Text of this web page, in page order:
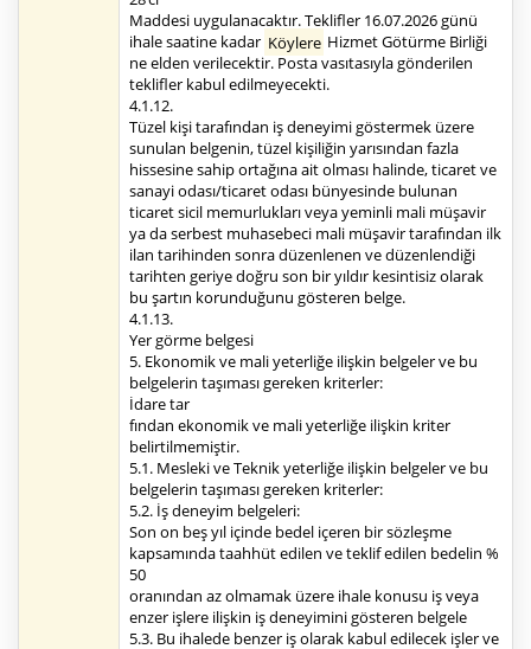
Maddesi uygulanacaktır. Teklifler 16.07.2026 günü
ihale saatine kadar Köylere Hizmet Götürme Birliği
ne elden verilecektir. Posta vasıtasıyla gönderilen
teklifler kabul edilmeyecekti.
4.1.12.
Tüzel kişi tarafından iş deneyimi göstermek üzere
sunulan belgenin, tüzel kişiliğin yarısından fazla
hissesine sahip ortağına ait olması halinde, ticaret ve
sanayi odası/ticaret odası bünyesinde bulunan
ticaret sicil memurlukları veya yeminli mali müşavir
ya da serbest muhasebeci mali müşavir tarafından ilk
ilan tarihinden sonra düzenlenen ve düzenlendiği
tarihten geriye doğru son bir yıldır kesintisiz olarak
bu şartın korunduğunu gösteren belge.
4.1.13.
Yer görme belgesi
5. Ekonomik ve mali yeterliğe ilişkin belgeler ve bu
belgelerin taşıması gereken kriterler:
İdare tar
fından ekonomik ve mali yeterliğe ilişkin kriter
belirtilmemiştir.
5.1. Mesleki ve Teknik yeterliğe ilişkin belgeler ve bu
belgelerin taşıması gereken kriterler:
5.2. İş deneyim belgeleri:
Son on beş yıl içinde bedel içeren bir sözleşme
kapsamında taahhüt edilen ve teklif edilen bedelin %
50
oranından az olmamak üzere ihale konusu iş veya
enzer işlere ilişkin iş deneyimini gösteren belgele
5.3. Bu ihalede benzer iş olarak kabul edilecek işler ve